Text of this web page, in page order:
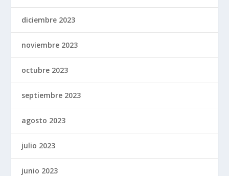
diciembre 2023
noviembre 2023
octubre 2023
septiembre 2023
agosto 2023
julio 2023
junio 2023